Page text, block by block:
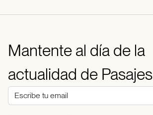
Mantente al día de la
actualidad de Pasajes